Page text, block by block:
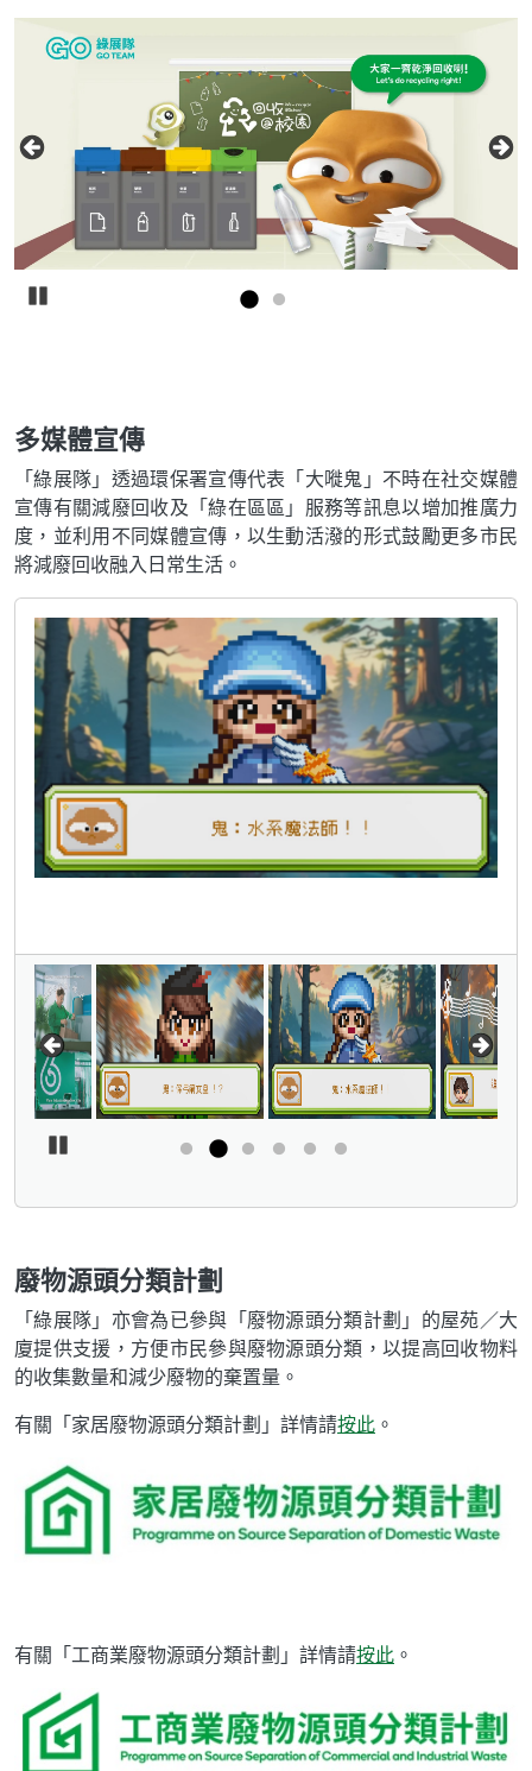
Carousel
Carousel Item
Text
多媒體宣傳
「綠展隊」透過環保署宣傳代表「大嘥鬼」不時在社交媒體
宣傳有關減廢回收及「綠在區區」服務等訊息以增加推廣力
度，並利用不同媒體宣傳，以生動活潑的形式鼓勵更多市民
將減廢回收融入日常生活。
Pause Carousel
廢物源頭分類計劃
「綠展隊」亦會為已參與「廢物源頭分類計劃」的屋苑／大
廈提供支援，方便市民參與廢物源頭分類，以提高回收物料
的收集數量和減少廢物的棄置量。
有關「家居廢物源頭分類計劃」詳情請按此 。
有關「工商業廢物源頭分類計劃」詳情請按此 。